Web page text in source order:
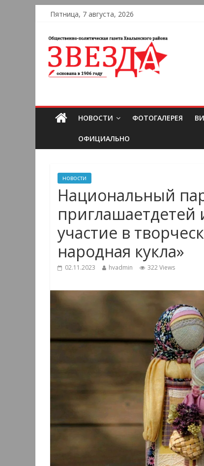
Пятница, 7 августа, 2026
НОВОСТИ ФОТОГАЛЕРЕЯ
ОФИЦИАЛЬНО
новости
Национальный
приглашаетдетей
участие в
народная кукла»
02.11.2023 hvadmin 322 Views